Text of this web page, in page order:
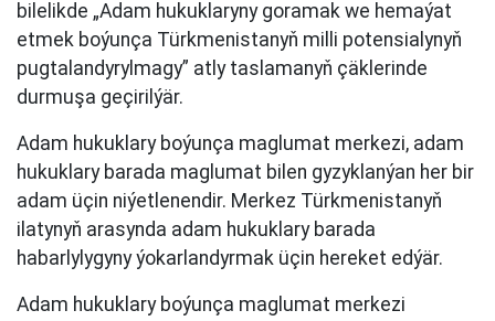
bilelikde „Adam hukuklaryny goramak we hemaýat
etmek boýunça Türkmenistanyň milli potensialynyň
pugtalandyrylmagy” atly taslamanyň çäklerinde
durmuşa geçirilýär.
Adam hukuklary boýunça maglumat merkezi, adam
hukuklary barada maglumat bilen gyzyklanýan her bir
adam üçin niýetlenendir. Merkez Türkmenistanyň
ilatynyň arasynda adam hukuklary barada
habarlylygyny ýokarlandyrmak üçin hereket edýär.
Adam hukuklary boýunça maglumat merkezi